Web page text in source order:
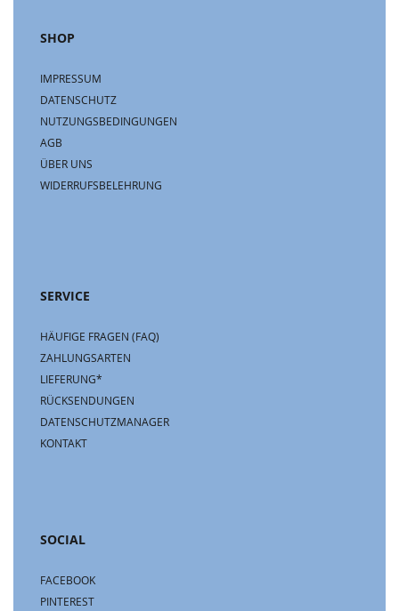
SHOP
IMPRESSUM
DATENSCHUTZ
NUTZUNGSBEDINGUNGEN
AGB
ÜBER UNS
WIDERRUFSBELEHRUNG
SERVICE
HÄUFIGE FRAGEN (FAQ)
ZAHLUNGSARTEN
LIEFERUNG*
RÜCKSENDUNGEN
DATENSCHUTZMANAGER
KONTAKT
SOCIAL
FACEBOOK
PINTEREST